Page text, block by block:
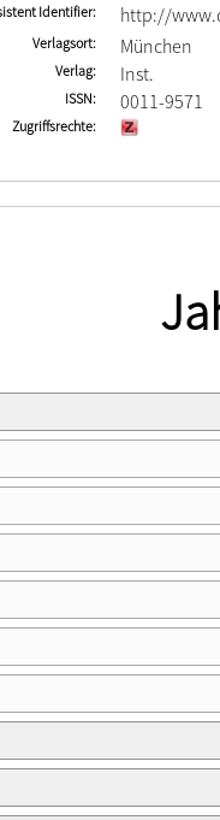
Identifier http://
Verlagsort München
Verlag Inst.
ISSN 0011-9571
Zugriffsrechte